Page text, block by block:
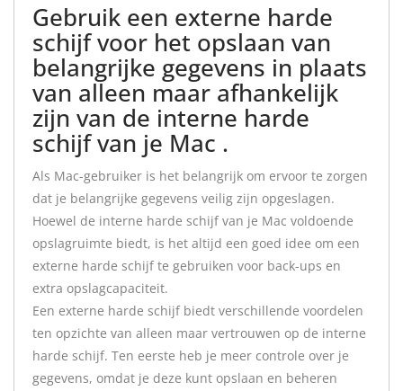
Gebruik een externe harde
schijf voor het opslaan van
belangrijke gegevens in plaats
van alleen maar afhankelijk
zijn van de interne harde
schijf van je Mac .
Als Mac-gebruiker is het belangrijk om ervoor te zorgen
dat je belangrijke gegevens veilig zijn opgeslagen.
Hoewel de interne harde schijf van je Mac voldoende
opslagruimte biedt, is het altijd een goed idee om een
externe harde schijf te gebruiken voor back-ups en
extra opslagcapaciteit.
Een externe harde schijf biedt verschillende voordelen
ten opzichte van alleen maar vertrouwen op de interne
harde schijf. Ten eerste heb je meer controle over je
gegevens, omdat je deze kunt opslaan en beheren